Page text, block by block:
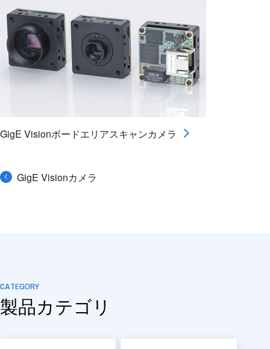
GigE Visionボードエリアスキャンカメラ
GigE Visionカメラ
CATEGORY
製品カテゴリ